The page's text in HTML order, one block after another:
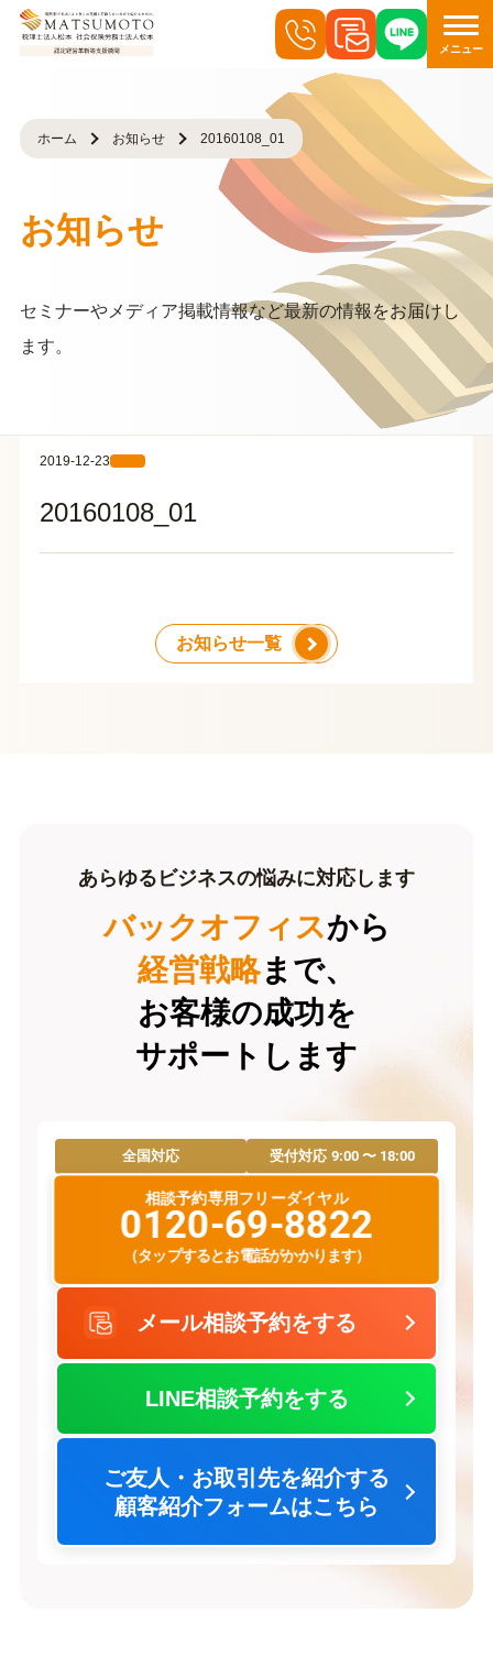
メニュー
ホーム お知らせ 20160108_01
お知らせ
セミナーやメディア掲載情報など最新の情報をお届けし
ます。
2019-12-23
20160108_01
お知らせ一覧
あらゆるビジネスの悩みに対応します
バックオフィスから
経営戦略まで、
お客様の成功を
サポートします
全国対応 受付対応9:00 〜 18:00
相談予約専用フリーダイヤル
0120-69-8822
（タップするとお電話がかかります）
メール相談予約をする
LINE相談予約をする
ご友人・お取引先を紹介する
顧客紹介フォームはこちら